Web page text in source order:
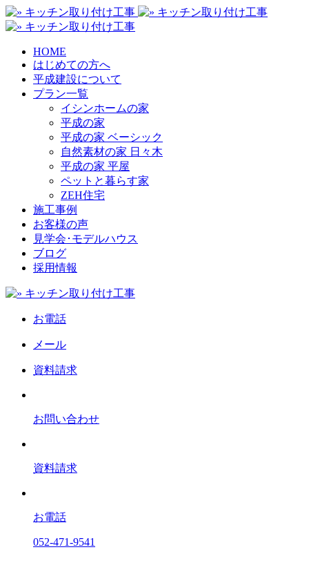
HOME
はじめての方へ
平成建設について
プラン一覧
イシンホームの家
平成の家
平成の家 ベーシック
自然素材の家 日々木
平成の家 平屋
ペットと暮らす家
ZEH住宅
施工事例
お客様の声
見学会･モデルハウス
ブログ
採用情報
お電話
メール
資料請求
お問い合わせ
資料請求
お電話
052-471-9541